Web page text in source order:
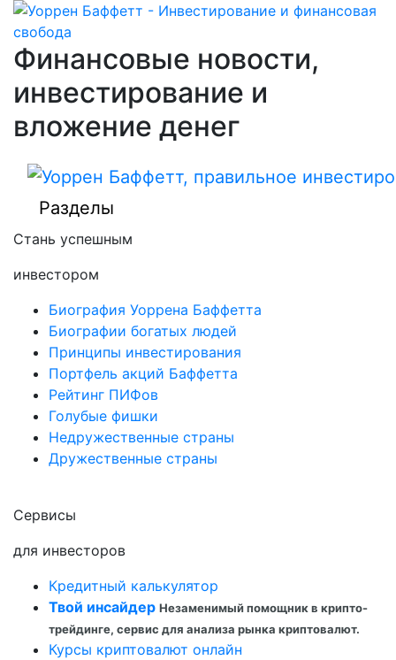
Финансовые новости,
инвестирование и
вложение денег
Разделы
Стань успешным
инвестором
Биография Уоррена Баффетта
Биографии богатых людей
Принципы инвестирования
Портфель акций Баффетта
Рейтинг ПИФов
Голубые фишки
Недружественные страны
Дружественные страны
Сервисы
для инвесторов
Кредитный калькулятор
Твой инсайдер Незаменимый помощник в крипто-
трейдинге, сервис для анализа рынка криптовалют.
Курсы криптовалют онлайн